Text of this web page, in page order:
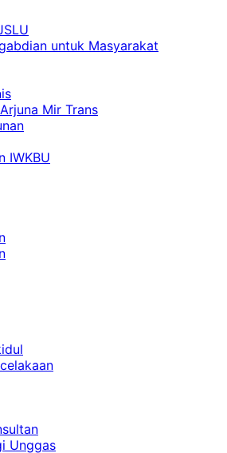
untuk Masyarakat
Mir Trans
IWKBU
Unggas